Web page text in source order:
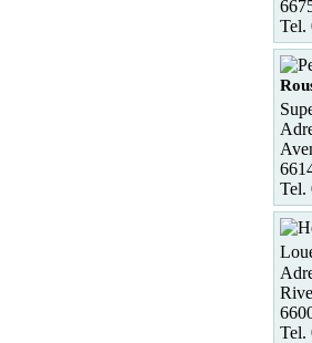
Tel.
Tel.
Tel.